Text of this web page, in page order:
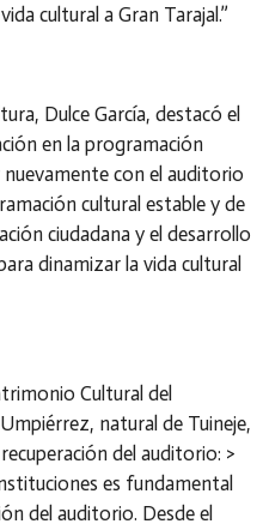
cultural a Gran Tarajal.”
Dulce García, destacó el
en la programación
nuevamente con el auditorio
cultural estable y de
ciudadana y el desarrollo
dinamizar la vida cultural
Cultural del
natural de Tuineje,
del auditorio: >
es fundamental
del auditorio. Desde el